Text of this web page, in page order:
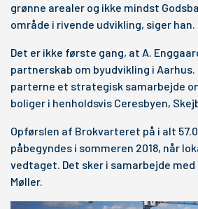
grønne arealer og ikke mindst
område i rivende udvikling, siger han.
Det er ikke første gang, at A.
partnerskab om byudvikling i Aarhus.
parterne et strategisk samarbejde
boliger i henholdsvis Ceresbyen,
Opførslen af Brokvarteret på i alt
påbegyndes i sommeren 2018, når
vedtaget. Det sker i samarbejde
Møller.